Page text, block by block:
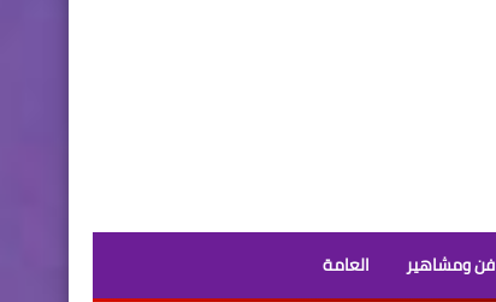
فن ومشاهير العامة